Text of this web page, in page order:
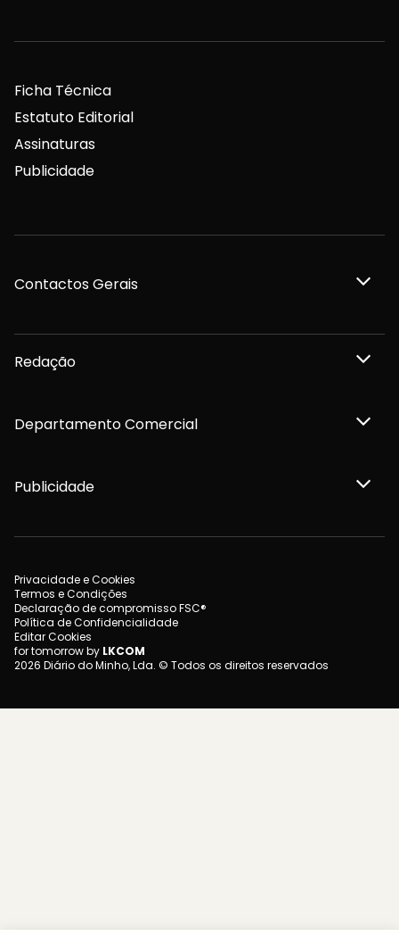
Ficha Técnica
Estatuto Editorial
Assinaturas
Publicidade
Contactos Gerais
Redação
Departamento Comercial
Publicidade
Privacidade e Cookies
Termos e Condições
Declaração de compromisso FSC®
Política de Confidencialidade
Editar Cookies
for tomorrow by LKCOM
2026 Diário do Minho, Lda. © Todos os direitos reservados